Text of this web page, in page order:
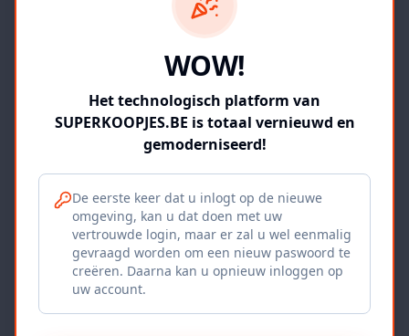
SUPERKOOPJES.BE
Geverifieerd
Iepers Kwartier
Ieper, BE
WOW!
Het technologisch platform van
SUPERKOOPJES.BE is totaal vernieuwd en
gemoderniseerd!
De eerste keer dat u inlogt op de nieuwe
omgeving, kan u dat doen met uw
vertrouwde login, maar er zal u wel eenmalig
gevraagd worden om een nieuw paswoord te
creëren. Daarna kan u opnieuw inloggen op
uw account.